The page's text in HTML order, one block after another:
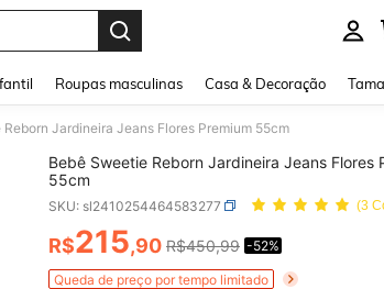
Roupas masculinas Casa & Decoração
Jardineira Jeans Flores Premium 55cm
Bebê Sweetie Reborn Jardineira Jeans Flores
55cm
SKU: sl2410254464583277 (3
PRICE AND
R$215,90 R$450,99 -52%
Queda de preço por tempo limitado